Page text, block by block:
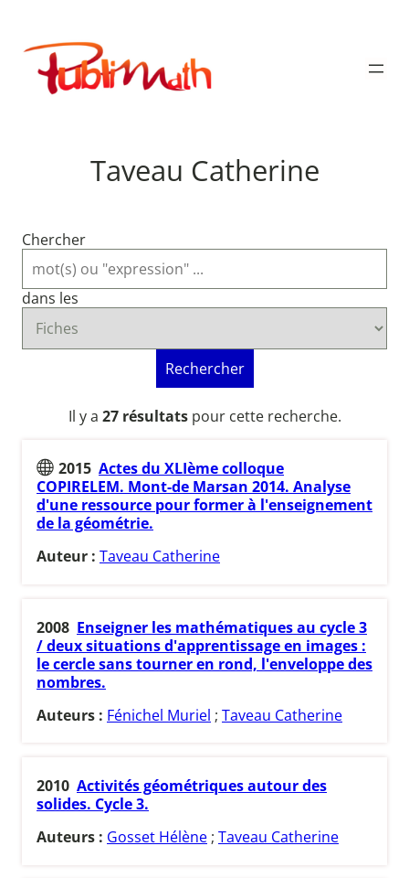
contenu
Publimath
Taveau Catherine
Chercher
dans les
Rechercher
Il y a 27 résultatspour cette recherche.
2015 Actes du XLIème colloque
COPIRELEM. Mont-de Marsan 2014. Analyse
d'une ressource pour former à l'enseignement
de la géométrie.
Auteur : Taveau Catherine
2008 Enseigner les mathématiques au cycle 3
/ deux situations d'apprentissage en images :
le cercle sans tourner en rond, l'enveloppe des
nombres.
Auteurs : Fénichel Muriel ; Taveau Catherine
2010 Activités géométriques autour des
solides. Cycle 3.
Auteurs : Gosset Hélène ; Taveau Catherine